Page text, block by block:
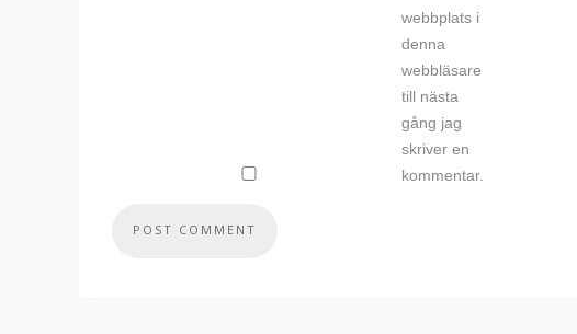
webbplats i
denna
webbläsare
till nästa
gång jag
skriver en
kommentar.